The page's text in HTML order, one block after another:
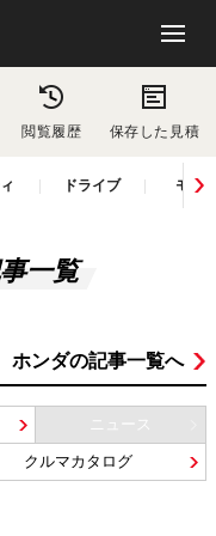
閲覧履歴 保存した見積
ドライブ モー
一覧
ホンダの記事一覧へ
ニュース
クルマカタログ